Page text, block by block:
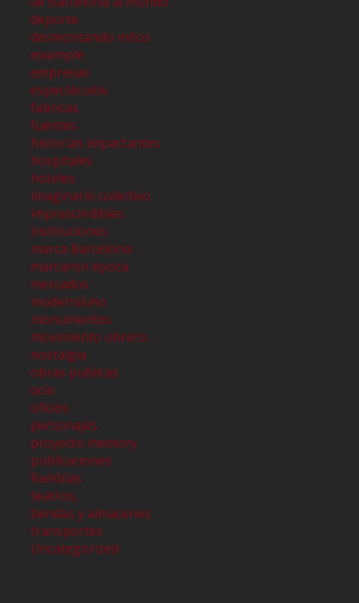
deporte
desmontando mitos
eixample
empresas
espectáculos
fabricas
fuentes
historias impactantes
hospitales
hoteles
imaginario colectivo
imprescindibles
instituciones
marca Barcelona
marcaron época
mercados
modernismo
monumentos
movimiento obrero
nostalgia
obras publicas
ocio
oficios
personajes
proyecto memory
publicaciones
Ramblas
teatros,
tiendas y almacenes
transportes
Uncategorized